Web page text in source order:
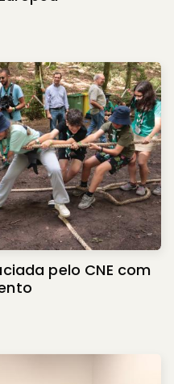
pelo CNE com